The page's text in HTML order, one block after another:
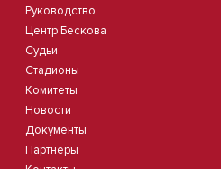
Руководство
Центр Бескова
Судьи
Стадионы
Комитеты
Новости
Документы
Партнеры